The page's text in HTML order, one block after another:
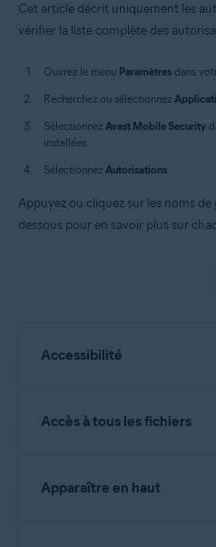
Cet article décrit uniquement les
vérifier la liste complète des
Ouvrez le menu Paramètres dans
Recherchez ou sélectionnez
Sélectionnez Avast Mobile Security
installées.
Sélectionnez Autorisations.
Appuyez ou cliquez sur les noms
dessous pour en savoir plus sur
Accessibilité
Permet àDéfense du web
contenu sur d’autres
Accès à tous les fichiers
Permet à Coffre-fort de
Apparaître en haut